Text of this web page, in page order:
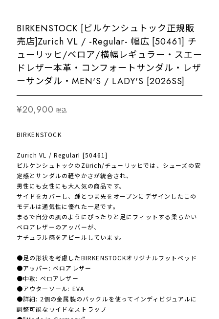
BIRKENSTOCK [ビルケンシュトック正規販
売店]Zurich VL / -Regular- 幅広 [50461] チ
ューリッヒ/ベロア/横幅レギュラー・スエー
ドレザー本革・コンフォートサンダル・レザ
ーサンダル・MEN'S / LADY'S [2026SS]
¥20,900 税込
BIRKENSTOCK
Zurich VL / RegularI [50461]
ビルケンシュトックのZürich/チューリッヒでは、シューズの安
定感とサンダルの軽やかさが統合され、
男性にも女性にも大人気の商品です。
サイドをカバーし、踵とつま先をオープンにデザインしたこの
モデルは通気性に優れた一足です。
まるで自分の肌のようにぴったりと足にフィットする柔らかい
ベロアレザーのアッパーが、
ナチュラル感をアピールしています。
●足の形状を考慮したBIRKENSTOCKオリジナルフットベッド
●アッパー: ベロアレザー
●中敷: ベロアレザー
●アウターソール: EVA
●詳細: 2個の金属製のバックルを使ってインディビジュアルに
調整可能なワイドなストラップ